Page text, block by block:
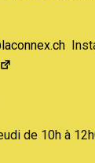
de 10h à